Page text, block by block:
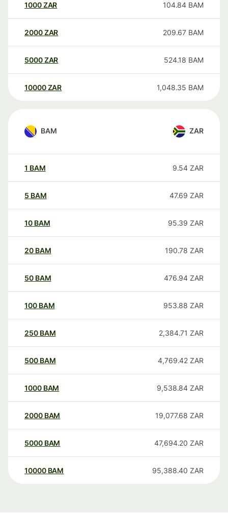
1000ZAR 104.84 BAM
2000ZAR 209.67 BAM
5000ZAR 524.18 BAM
10000 ZAR 1,048.35 BAM
BAM ZAR
1 BAM 9.54 ZAR
5 BAM 47.69 ZAR
10 BAM 95.39 ZAR
20 BAM 190.78 ZAR
50 BAM 476.94 ZAR
100 BAM 953.88 ZAR
250 BAM 2,384.71 ZAR
500 BAM 4,769.42 ZAR
1000 BAM 9,538.84 ZAR
2000 BAM 19,077.68 ZAR
5000 BAM 47,694.20 ZAR
10000 BAM 95,388.40 ZAR